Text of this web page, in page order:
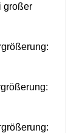
großer